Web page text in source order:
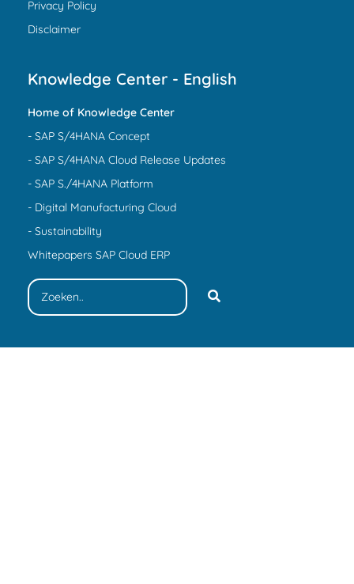
Privacy Policy
Disclaimer
Knowledge Center - English
Home of Knowledge Center
- SAP S/4HANA Concept
- SAP S/4HANA Cloud Release Updates
- SAP S./4HANA Platform
- Digital Manufacturing Cloud
- Sustainability
Whitepapers SAP Cloud ERP